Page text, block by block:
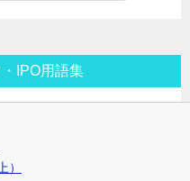
IPO用語集